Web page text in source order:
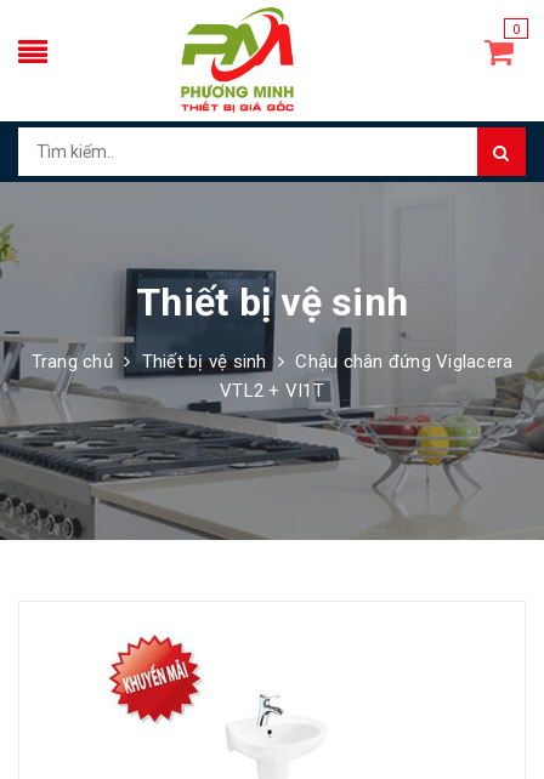
0
Thiết bị vệ sinh
Trang chủ Thiết bị vệ sinh
Chậu chân đứng Viglacera
VTL2 + VI1T